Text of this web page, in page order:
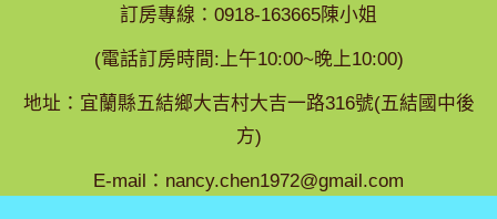
訂房專線：0918-163665陳小姐
(電話訂房時間:上午10:00~晚上10:00)
地址：宜蘭縣五結鄉大吉村大吉一路316號(五結國中後
方)
E-mail： nancy.chen1972@gmail.com